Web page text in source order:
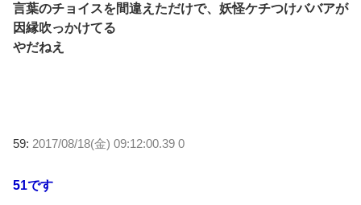
言葉のチョイスを間違えただけで、妖怪ケチつけババアが
因縁吹っかけてる
やだねえ
59: 2017/08/18(金) 09:12:00.39 0
51です